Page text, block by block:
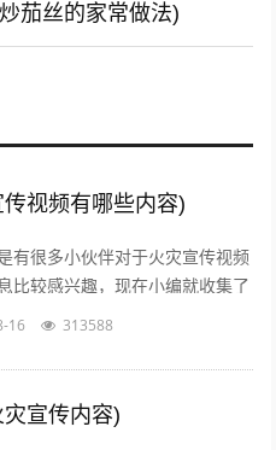
茄丝的家常做法)
视频有哪些内容)
有很多小伙伴对于火灾宣传视频
比较感兴趣，现在小编就收集了
火灾宣传视频有哪些内容相关的
16 313588
宣传内容)